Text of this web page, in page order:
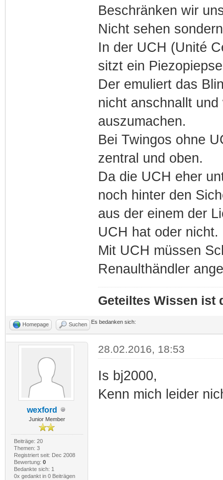
Beschränken wir
Nicht sehen
In der UCH (Unité
sitzt ein
Der emuliert das
nicht anschnallt
auszumachen.
Bei Twingos ohne
zentral und oben.
Da die UCH eher
noch hinter den
aus der einem der
UCH hat oder nicht.
Mit UCH müssen
Renaulthändler
Geteiltes Wissen ist
Homepage Suchen Es bedanken sich:
wexford
Junior Member
Beiträge: 20
Themen: 3
Registriert seit: Dec 2008
Bewertung: 0
Bedankte sich: 1
0x gedankt in 0 Beiträgen
28.02.2016, 18:53
Is bj2000,
Kenn mich leider